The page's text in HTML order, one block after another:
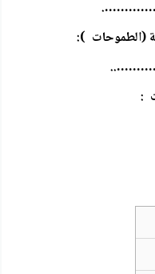
(الطموحات ):
: